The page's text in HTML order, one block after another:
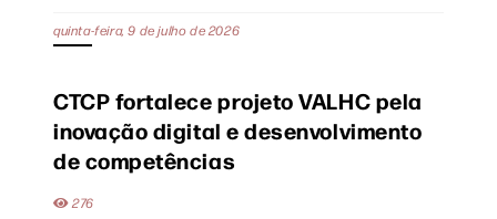
quinta-feira, 9 de julho de 2026
CTCP fortalece projeto VALHC pela
inovação digital e desenvolvimento
de competências
276